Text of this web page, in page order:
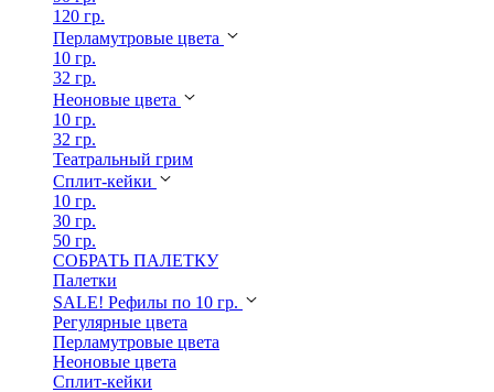
120 гр.
Перламутровые цвета
10 гр.
32 гр.
Неоновые цвета
10 гр.
32 гр.
Театральный грим
Сплит-кейки
10 гр.
30 гр.
50 гр.
СОБРАТЬ ПАЛЕТКУ
Палетки
SALE! Рефилы по 10 гр.
Регулярные цвета
Перламутровые цвета
Неоновые цвета
Сплит-кейки